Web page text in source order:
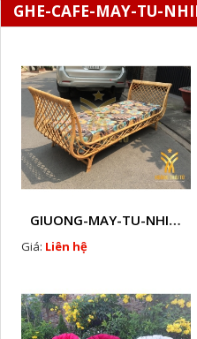
GHE-CAFE-MAY-TU-
GIUONG-MAY-TU-NHIEN-HTT - M1
Giá: Liên hệ